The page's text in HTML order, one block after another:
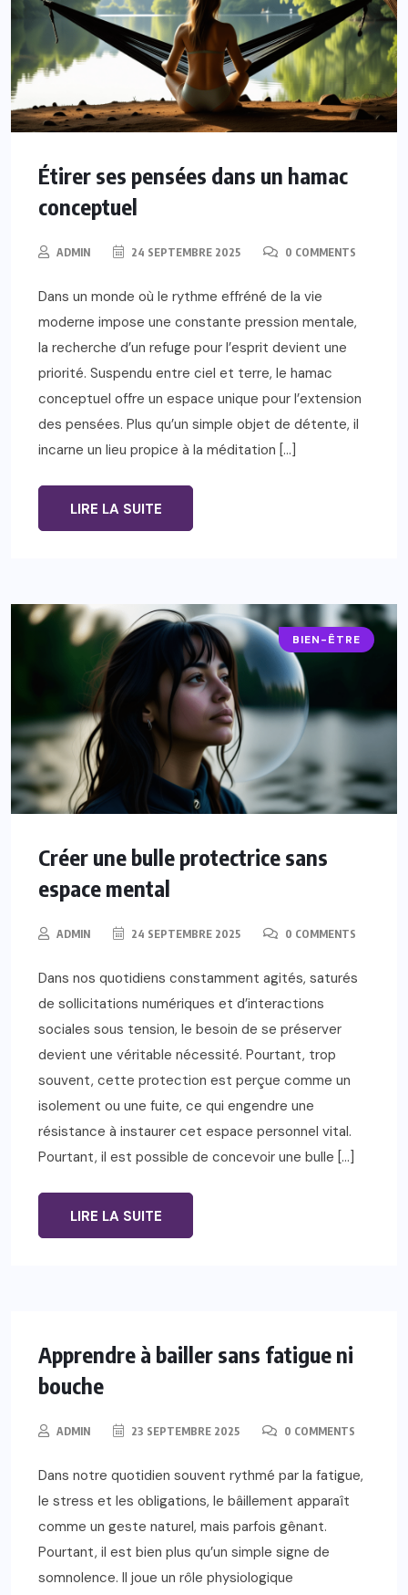
Étirer ses pensées dans un hamac
conceptuel
ADMIN 24 SEPTEMBRE 2025 0 COMMENTS
Dans un monde où le rythme effréné de la vie
moderne impose une constante pression mentale,
la recherche d’un refuge pour l’esprit devient une
priorité. Suspendu entre ciel et terre, le hamac
conceptuel offre un espace unique pour l’extension
des pensées. Plus qu’un simple objet de détente, il
incarne un lieu propice à la méditation […]
LIRE LA SUITE
BIEN-ÊTRE
Créer une bulle protectrice sans
espace mental
ADMIN 24 SEPTEMBRE 2025 0 COMMENTS
Dans nos quotidiens constamment agités, saturés
de sollicitations numériques et d’interactions
sociales sous tension, le besoin de se préserver
devient une véritable nécessité. Pourtant, trop
souvent, cette protection est perçue comme un
isolement ou une fuite, ce qui engendre une
résistance à instaurer cet espace personnel vital.
Pourtant, il est possible de concevoir une bulle […]
LIRE LA SUITE
Apprendre à bailler sans fatigue ni
bouche
ADMIN 23 SEPTEMBRE 2025 0 COMMENTS
Dans notre quotidien souvent rythmé par la fatigue,
le stress et les obligations, le bâillement apparaît
comme un geste naturel, mais parfois gênant.
Pourtant, il est bien plus qu’un simple signe de
somnolence. Il joue un rôle physiologique